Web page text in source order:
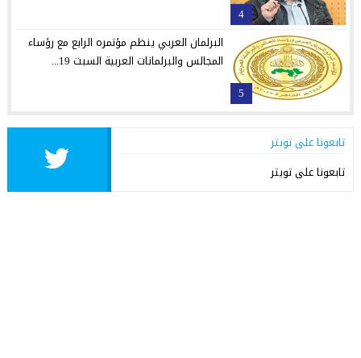
4
5
البرلمان العربي ينظم مؤتمره الرابع مع رؤساء
المجالس والبرلمانات العربية السبت 19...
تابعونا على تويتر
تابعونا على تويتر